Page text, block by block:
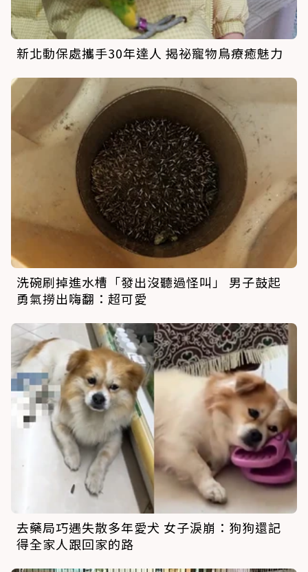
新北動保處攜手30年達人 揭祕寵物鳥療癒魅力
洗碗刷掉進水槽「發出沒聽過怪叫」 男子鼓起
勇氣撈出嗨翻：超可愛
去藥局巧遇失散多年愛犬 女子淚崩：狗狗還記
得全家人跟回家的路